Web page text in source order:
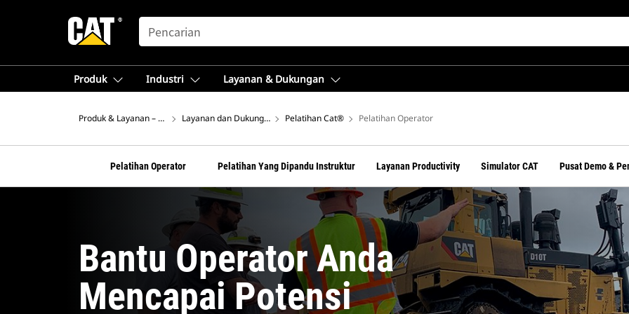
SEARCH
Produk Industri Layanan & Dukungan
Produk & Layanan – Asia TenggaraLayanan dan Dukungan Cat®Pelatihan Cat® Pelatihan Operator
Pelatihan Operator Pelatihan Yang Dipandu Instruktur Layanan Productivity Simulator CAT Pusat Demo &
Bantu Operator Anda
Mencapai Potensi